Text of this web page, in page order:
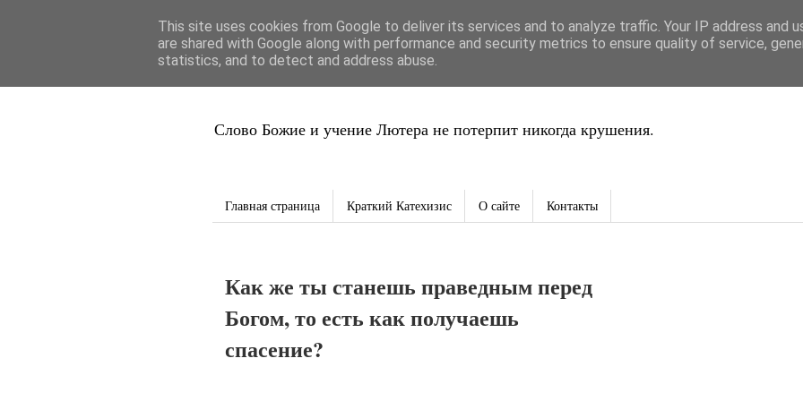
Благая Весть
Слово Божие и учение Лютера не потерпит никогда крушения.
Главная страница Краткий Катехизис О сайте Контакты
Как же ты станешь праведным перед
Богом, то есть как получаешь
спасение?
This site uses cookies from Google to deliver its services and to analyze traffic. Your IP address and
are shared with Google along with performance and security metrics to ensure quality of service,
statistics, and to detect and address abuse.